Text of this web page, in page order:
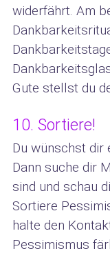
widerfährt. Am
Gute stellst du
10. Sortiere!
Du wünschst dir
Dann suche dir
sind und schau
Sortiere
halte den
Pessimismus